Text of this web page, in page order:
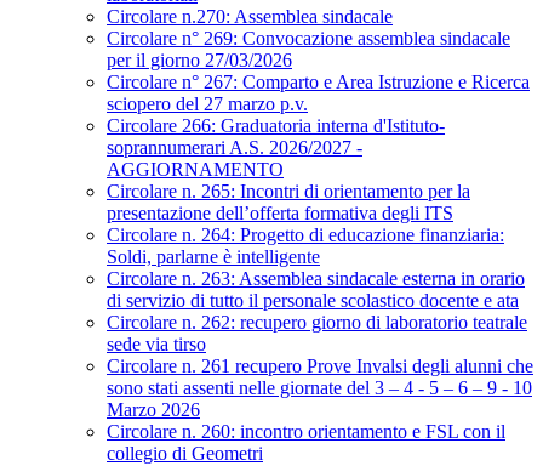
Circolare n.270: Assemblea sindacale
Circolare n° 269: Convocazione assemblea sindacale
per il giorno 27/03/2026
Circolare n° 267: Comparto e Area Istruzione e Ricerca
sciopero del 27 marzo p.v.
Circolare 266: Graduatoria interna d'Istituto-
soprannumerari A.S. 2026/2027 -
AGGIORNAMENTO
Circolare n. 265: Incontri di orientamento per la
presentazione dell’offerta formativa degli ITS
Circolare n. 264: Progetto di educazione finanziaria:
Soldi, parlarne è intelligente
Circolare n. 263: Assemblea sindacale esterna in orario
di servizio di tutto il personale scolastico docente e ata
Circolare n. 262: recupero giorno di laboratorio teatrale
sede via tirso
Circolare n. 261 recupero Prove Invalsi degli alunni che
sono stati assenti nelle giornate del 3 – 4 - 5 – 6 – 9 - 10
Marzo 2026
Circolare n. 260: incontro orientamento e FSL con il
collegio di Geometri